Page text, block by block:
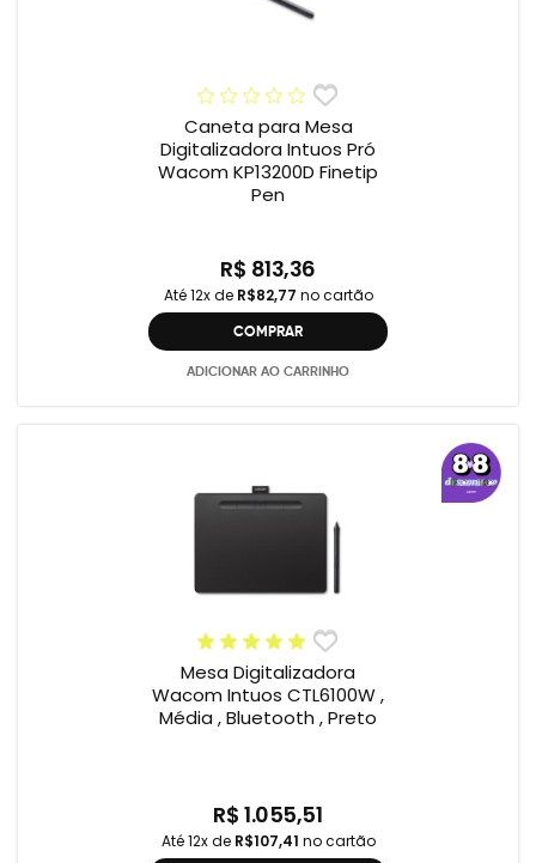
Caneta para Mesa
Digitalizadora Intuos Pró
Wacom KP13200D Finetip
Pen
R$ 813,36
Até 12x de R$82,77 no cartão
COMPRAR
ADICIONAR AO CARRINHO
Mesa Digitalizadora
Wacom Intuos CTL6100W ,
Média , Bluetooth , Preto
R$ 1.055,51
Até 12x de R$107,41 no cartão